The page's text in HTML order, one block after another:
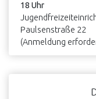
18 Uhr
Paulsenstraße 22
(Anmeldung